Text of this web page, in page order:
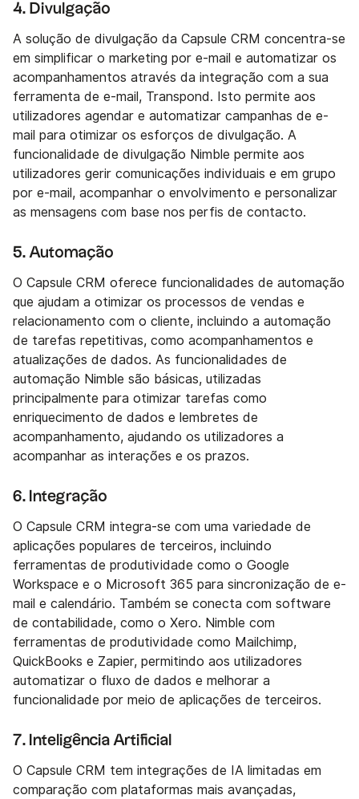
4. Divulgação
A solução de divulgação da Capsule CRM concentra-se
em simplificar o marketing por e-mail e automatizar os
acompanhamentos através da integração com a sua
ferramenta de e-mail, Transpond. Isto permite aos
utilizadores agendar e automatizar campanhas de e-
mail para otimizar os esforços de divulgação. A
funcionalidade de divulgação Nimble permite aos
utilizadores gerir comunicações individuais e em grupo
por e-mail, acompanhar o envolvimento e personalizar
as mensagens com base nos perfis de contacto.
5. Automação
O Capsule CRM oferece funcionalidades de automação
que ajudam a otimizar os processos de vendas e
relacionamento com o cliente, incluindo a automação
de tarefas repetitivas, como acompanhamentos e
atualizações de dados. As funcionalidades de
automação Nimble são básicas, utilizadas
principalmente para otimizar tarefas como
enriquecimento de dados e lembretes de
acompanhamento, ajudando os utilizadores a
acompanhar as interações e os prazos.
6. Integração
O Capsule CRM integra-se com uma variedade de
aplicações populares de terceiros, incluindo
ferramentas de produtividade como o Google
Workspace e o Microsoft 365 para sincronização de e-
mail e calendário. Também se conecta com software
de contabilidade, como o Xero. Nimble com
ferramentas de produtividade como Mailchimp,
QuickBooks e Zapier, permitindo aos utilizadores
automatizar o fluxo de dados e melhorar a
funcionalidade por meio de aplicações de terceiros.
7. Inteligência Artificial
O Capsule CRM tem integrações de IA limitadas em
comparação com plataformas mais avançadas,